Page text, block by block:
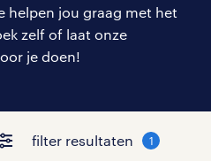
mijn carrière
over randstad
helpen jou graag met het
zelf of laat onze
je doen!
filter resultaten 1